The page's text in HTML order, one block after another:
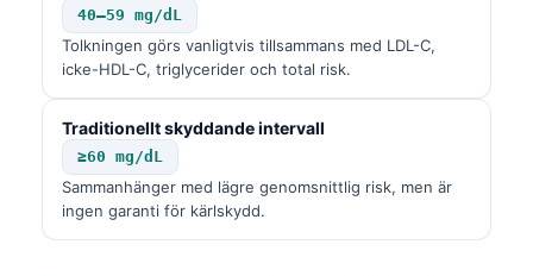
40–59 mg/dL
Tolkningen görs vanligtvis tillsammans med LDL-C,
icke-HDL-C, triglycerider och total risk.
Traditionellt skyddande intervall
≥60 mg/dL
Sammanhänger med lägre genomsnittlig risk, men är
ingen garanti för kärlskydd.